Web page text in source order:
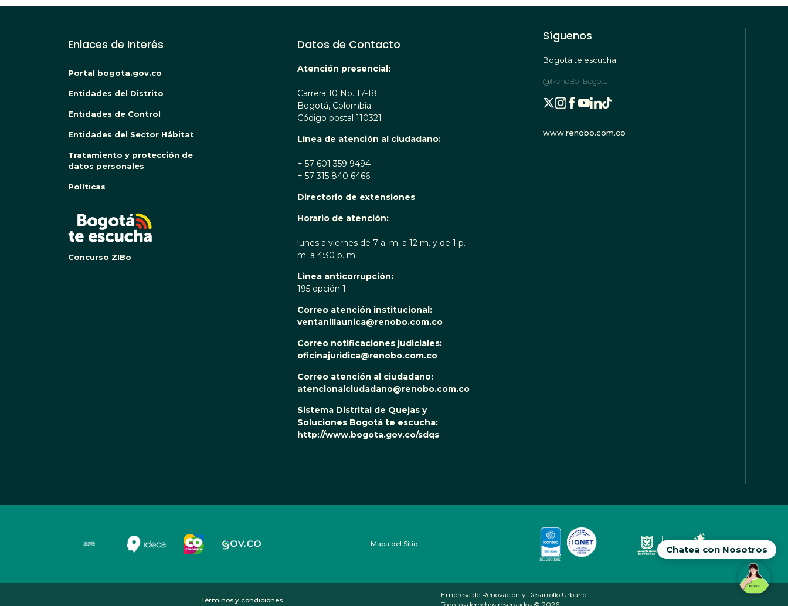
Chatea con Nosotros
Enlaces de Interés
Portal bogota.gov.co
Entidades del Distrito
Entidades de Control
Entidades del Sector Hábitat
Tratamiento y protección de
datos personales
Políticas
Concurso ZIBo
Datos de Contacto
Atención presencial:
Carrera 10 No. 17-18
Bogotá, Colombia
Código postal 110321
Línea de atención al ciudadano:
+ 57 601 359 9494
+ 57 315 840 6466
Directorio de extensiones
Horario de atención:
lunes a viernes de 7 a. m. a 12 m. y de 1 p.
m. a 4:30 p. m.
Linea anticorrupción:
195 opción 1
Correo atención institucional:
ventanillaunica@renobo.com.co
Correo notificaciones judiciales:
oficinajuridica@renobo.com.co
Correo atención al ciudadano:
atencionalciudadano@renobo.com.co
Sistema Distrital de Quejas y
Soluciones Bogotá te escucha:
http://www.bogota.gov.co/sdqs
Síguenos
Bogotá te escucha
@RenoBo_Bogota
www.renobo.com.co
Mapa del Sitio
Términos y condiciones
Empresa de Renovación y Desarrollo Urbano